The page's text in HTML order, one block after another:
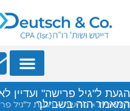
הגעת ל"גיל פרישה"
המאמר הזה בשבילך
דף הבית»פרישה»הגעת ל"גיל